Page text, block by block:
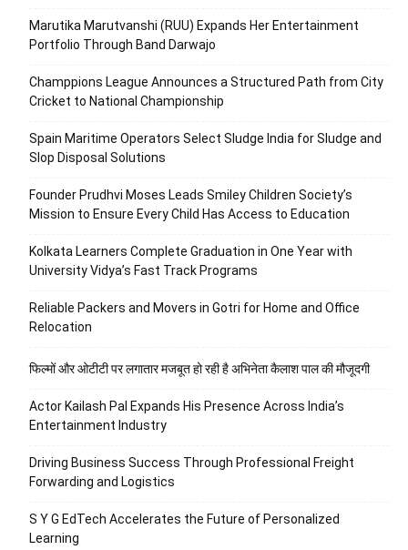
Marutika Marutvanshi (RUU) Expands Her Entertainment
Portfolio Through Band Darwajo
Champpions League Announces a Structured Path from City
Cricket to National Championship
Spain Maritime Operators Select Sludge India for Sludge and
Slop Disposal Solutions
Founder Prudhvi Moses Leads Smiley Children Society’s
Mission to Ensure Every Child Has Access to Education
Kolkata Learners Complete Graduation in One Year with
University Vidya’s Fast Track Programs
Reliable Packers and Movers in Gotri for Home and Office
Relocation
फिल्मों और ओटीटी पर लगातार मजबूत हो रही है अभिनेता कैलाश पाल की मौजूदगी
Actor Kailash Pal Expands His Presence Across India’s
Entertainment Industry
Driving Business Success Through Professional Freight
Forwarding and Logistics
S Y G EdTech Accelerates the Future of Personalized
Learning